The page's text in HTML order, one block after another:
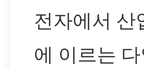
전자에서 산
에 이르는